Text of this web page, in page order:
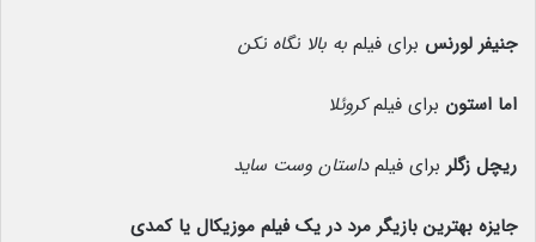
جنیفر لورنس برای فیلم به بالا نگاه نکن
اما استون برای فیلمکروئلا
ریچل زگلر برای فیلمداستان وست ساید
جایزه بهترین بازیگر مرد در یک فیلم موزیکال یا کمدی